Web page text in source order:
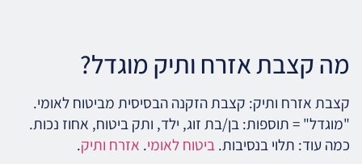
מה קצבת אזרח ותיק מוגדל?
קצבת אזרח ותיק: קצבת הזקנה הבסיסית מביטוח לאומי.
"מוגדל" = תוספות: בן/בת זוג, ילד, ותק ביטוח, אחוז נכות.
כמה עוד: תלוי בנסיבות.ביטוח לאומי. אזרח ותיק.